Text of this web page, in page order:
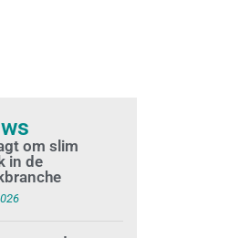
om slim
in de